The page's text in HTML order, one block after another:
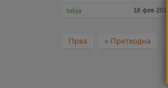
кроасани
talija 18 фев 2016
Прва « Претходна